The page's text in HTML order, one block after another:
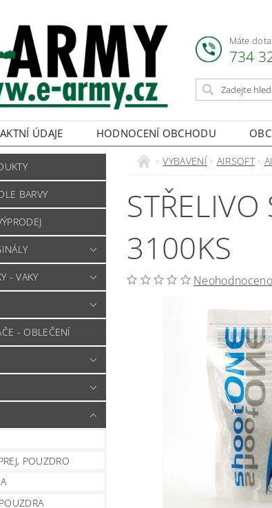
Máte
734
ÚDAJE HODNOCENÍ OBCHODU
BARVY
- VAKY
- OBLEČENÍ
POUZDRO
VYBAVENÍ AIRSOFT
3100KS
Neohodnoceno